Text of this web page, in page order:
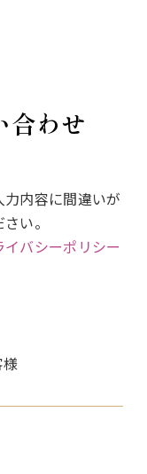
合わせ
内容に間違いが
い。
イバシーポリシー